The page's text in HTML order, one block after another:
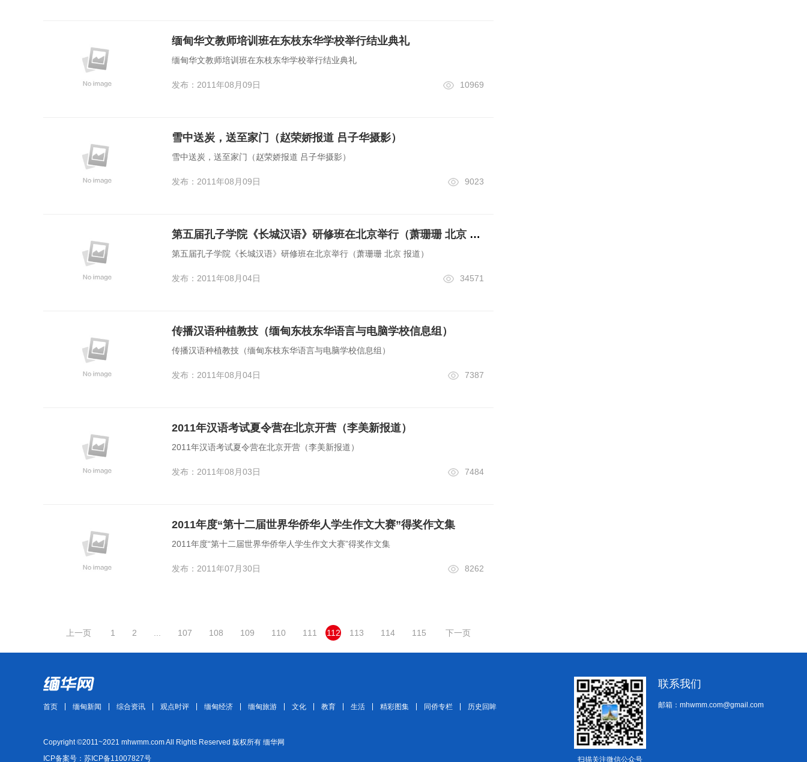
缅甸华文教师培训班在东枝东华学校举行结业典礼
缅甸华文教师培训班在东枝东华学校举行结业典礼
发布：2011年08月09日 10969
雪中送炭，送至家门（赵荣娇报道 吕子华摄影）
雪中送炭，送至家门（赵荣娇报道 吕子华摄影）
发布：2011年08月09日 9023
第五届孔子学院《长城汉语》研修班在北京举行（萧珊珊 北京 报道）
第五届孔子学院《长城汉语》研修班在北京举行（萧珊珊 北京 报道）
发布：2011年08月04日 34571
传播汉语种植教技（缅甸东枝东华语言与电脑学校信息组）
传播汉语种植教技（缅甸东枝东华语言与电脑学校信息组）
发布：2011年08月04日 7387
2011年汉语考试夏令营在北京开营（李美新报道）
2011年汉语考试夏令营在北京开营（李美新报道）
发布：2011年08月03日 7484
2011年度“第十二届世界华侨华人学生作文大赛”得奖作文集
2011年度“第十二届世界华侨华人学生作文大赛”得奖作文集
发布：2011年07月30日 8262
上一页 1 2 107 108 109 110 111 112 113 114 115 下一页
首页 缅甸新闻 综合资讯 观点时评 缅甸经济 缅甸旅游 文化 教育 生活 精彩图集 同侨专栏 历史回眸
Copyright ©2011~2021 mhwmm.com All Rights Reserved 版权所有 缅华网
ICP备案号：苏ICP备11007827号
扫描关注微信公众号
联系我们
邮箱：mhwmm.com@gmail.com